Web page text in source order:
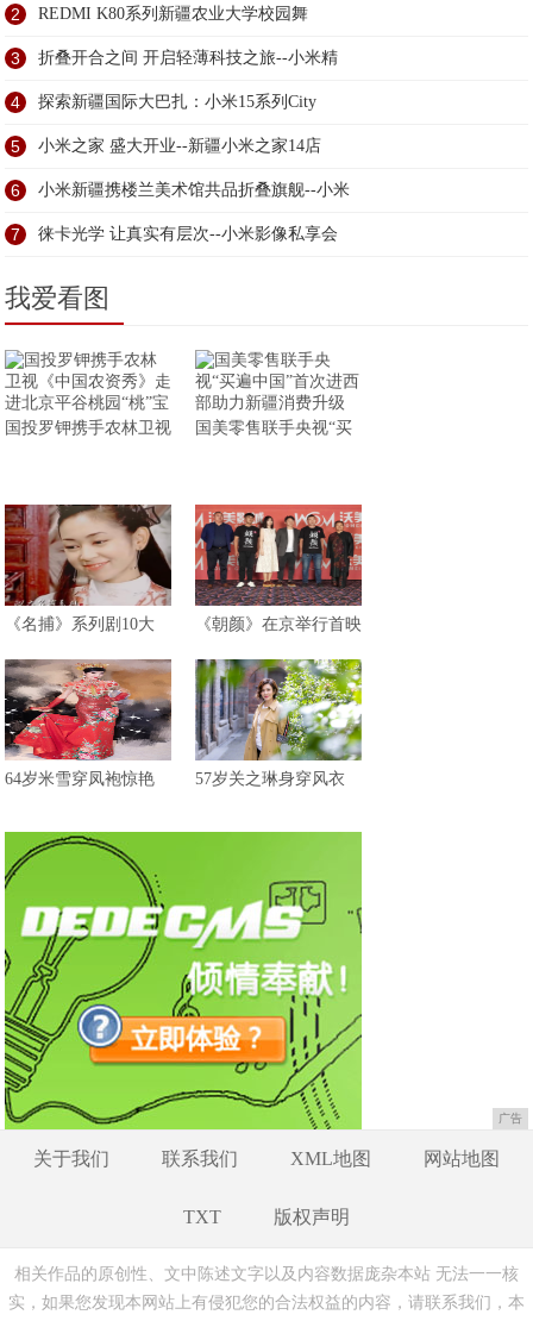
2 REDMI K80系列新疆农业大学校园舞
3 折叠开合之间 开启轻薄科技之旅--小米精
4 探索新疆国际大巴扎：小米15系列City
5 小米之家 盛大开业--新疆小米之家14店
6 小米新疆携楼兰美术馆共品折叠旗舰--小米
7 徕卡光学 让真实有层次--小米影像私享会
我爱看图
国投罗钾携手农林卫视 国美零售联手央视“买
《名捕》系列剧10大 《朝颜》在京举行首映
64岁米雪穿凤袍惊艳 57岁关之琳身穿风衣
广告
关于我们 联系我们 XML地图 网站地图
TXT 版权声明
相关作品的原创性、文中陈述文字以及内容数据庞杂本站 无法一一核
实，如果您发现本网站上有侵犯您的合法权益的内容，请联系我们，本